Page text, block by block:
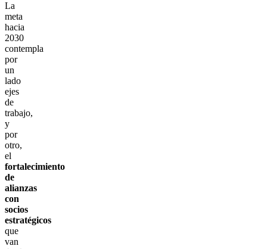
La
meta
hacia
2030
contempla
por
un
lado
ejes
de
trabajo,
y
por
otro,
el
fortalecimiento
de
alianzas
con
socios
estratégicos
que
van